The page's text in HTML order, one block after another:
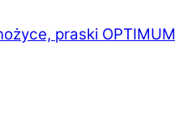
praski OPTIMUM